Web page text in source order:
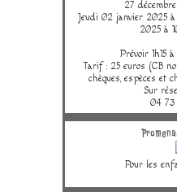
27
Jeudi 02 janvier 2025
2025 à
Prévoir 1h15
Tarif : 25 euros (CB
chèques, espèces et
Sur
04 73
Pour les